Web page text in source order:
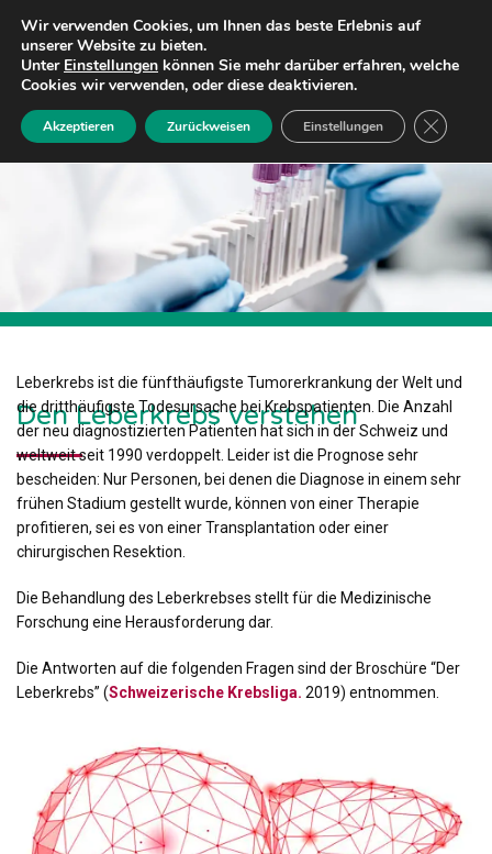
Den Leberkrebs verstehen
Leberkrebs ist die fünfthäufigste Tumorerkrankung der Welt und
die dritthäufigste Todesursache bei Krebspatienten. Die Anzahl
der neu diagnostizierten Patienten hat sich in der Schweiz und
weltweit seit 1990 verdoppelt. Leider ist die Prognose sehr
bescheiden: Nur Personen, bei denen die Diagnose in einem sehr
frühen Stadium gestellt wurde, können von einer Therapie
profitieren, sei es von einer Transplantation oder einer
chirurgischen Resektion.
Die Behandlung des Leberkrebses stellt für die Medizinische
Forschung eine Herausforderung dar.
Die Antworten auf die folgenden Fragen sind der Broschüre “Der
Leberkrebs” (Schweizerische Krebsliga. 2019) entnommen.
Wir verwenden Cookies, um Ihnen das beste Erlebnis auf
unserer Website zu bieten.
Unter Einstellungen können Sie mehr darüber erfahren, welche
Cookies wir verwenden, oder diese deaktivieren.
Akzeptieren Zurückweisen Einstellungen GDPR